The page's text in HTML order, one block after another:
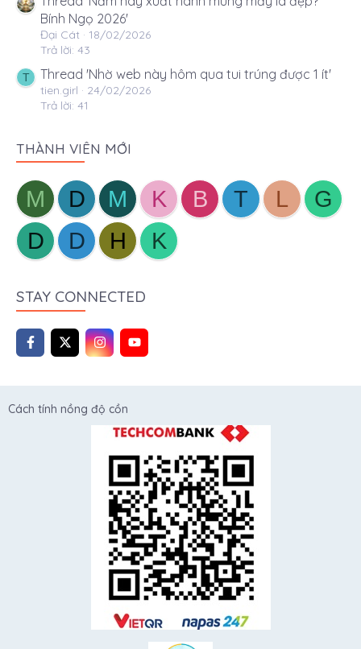
Bính Ngọ 2026'
Đại Cát
18/02/2026
Trả lời: 43
T Thread 'Nhờ web này hôm qua tui trúng được 1 ít'
tien.girl
24/02/2026
Trả lời: 41
THÀNH VIÊN MỚI
M D M K B T L
G
D
D H K
STAY CONNECTED
Cách tính nồng độ cồn